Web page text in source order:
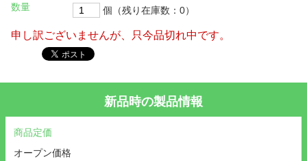
数量
個（残り在庫数：0）
申し訳ございませんが、只今品切れ中です。
新品時の製品情報
商品定価
オープン価格